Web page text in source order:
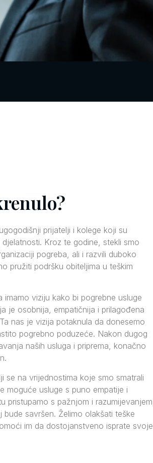
prijatelji i kolege koji su
Kroz te godine, stekli smo
pogreba, ali i razvili duboko
pružiti podršku obiteljima u teškim
imamo viziju kako bi pogrebne usluge
je osobnija, empatičnija i prilagođena
nas je vizija potaknula da donesemo
pogrebno poduzeće. Nakon dugog
naših usluga i priprema, konačno
se na vrijednostima koje smo smatrali
moguće usluge s puno empatije i
pristupamo s pažnjom i razumijevanjem,
savršen. Želimo olakšati teške
im da dostojanstveno isprate svoje